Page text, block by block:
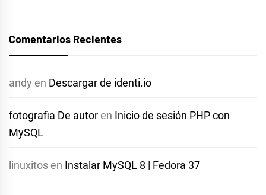
Comentarios Recientes
andy en Descargar de identi.io
fotografia De autor en Inicio de sesión PHP con
MySQL
linuxitos en Instalar MySQL 8 | Fedora 37